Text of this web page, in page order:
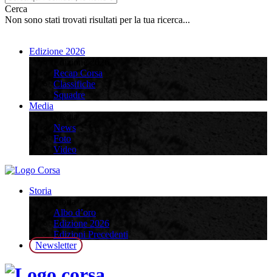
Cerca
Non sono stati trovati risultati per la tua ricerca...
Edizione 2026
Recap Corsa
Classifiche
Squadre
Media
News
Foto
Video
Storia
Albo d’oro
Edizione 2026
Edizioni Precedenti
Newsletter